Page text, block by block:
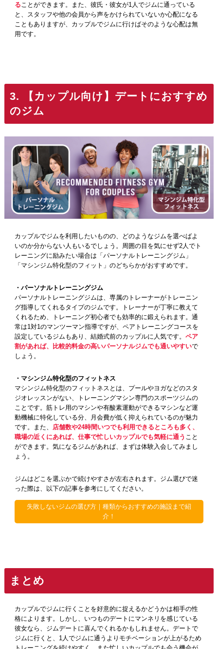
る ことができます。また、彼氏・彼女が1人でジムに通っている
と、スタッフや他の会員から声をかけられていないか心配になる
こともありますが、カップルでジムに行けばそのような心配は無
用です。
3. 【カップル向け】デートにおすすめ
のジム
カップルでジムを利用したいものの、どのようなジムを選べばよ
いのか分からない人もいるでしょう。周囲の目を気にせず2人でト
レーニングに励みたい場合は「パーソナルトレーニングジム」
「マシンジム特化型のフィット」のどちらかがおすすめです。
・パーソナルトレーニングジム
パーソナルトレーニングジムは、専属のトレーナーがトレーニン
グ指導してくれるタイプのジムです。トレーナーが丁寧に教えて
くれるため、トレーニング初心者でも効率的に鍛えられます。通
常は1対1のマンツーマン指導ですが、ペアトレーニングコースを
設定しているジムもあり、結婚式前のカップルに人気です。ペア
割があれば、比較的料金の高いパーソナルジムでも通いやすいで
しょう。
・マシンジム特化型のフィットネス
マシンジム特化型のフィットネスとは、プールやヨガなどのスタ
ジオレッスンがない、トレーニングマシン専門のスポーツジムの
ことです。筋トレ用のマシンや有酸素運動ができるマシンなど運
動機械に特化している分、月会費が低く抑えられているのが魅力
です。また、
店舗数や24時間いつでも利用できるところも多く、
職場の近くにあれば、仕事で忙しいカップルでも気軽に通う こと
ができます。気になるジムがあれば、まずは体験入会してみまし
ょう。
ジムはどこを選ぶかで続けやすさが左右されます。ジム選びで迷
った際は、以下の記事を参考にしてください。
失敗しないジムの選び方｜種類からおすすめの施設まで紹
介！
まとめ
カップルでジムに行くことを好意的に捉えるかどうかは相手の性
格によります。しかし、いつものデートにマンネリを感じている
彼女なら、ジムデートに喜んでくれるかもしれません。デートで
ジムに行くと、1人でジムに通うよりモチベーションが上がるため